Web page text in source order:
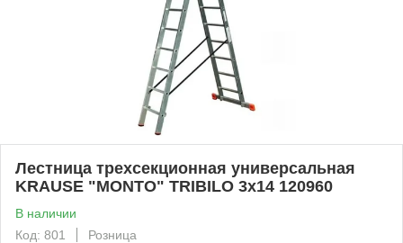
Лестница трехсекционная универсальная
KRAUSE "MONTO" TRIBILO 3x14 120960
В наличии
Код: 801
Розница